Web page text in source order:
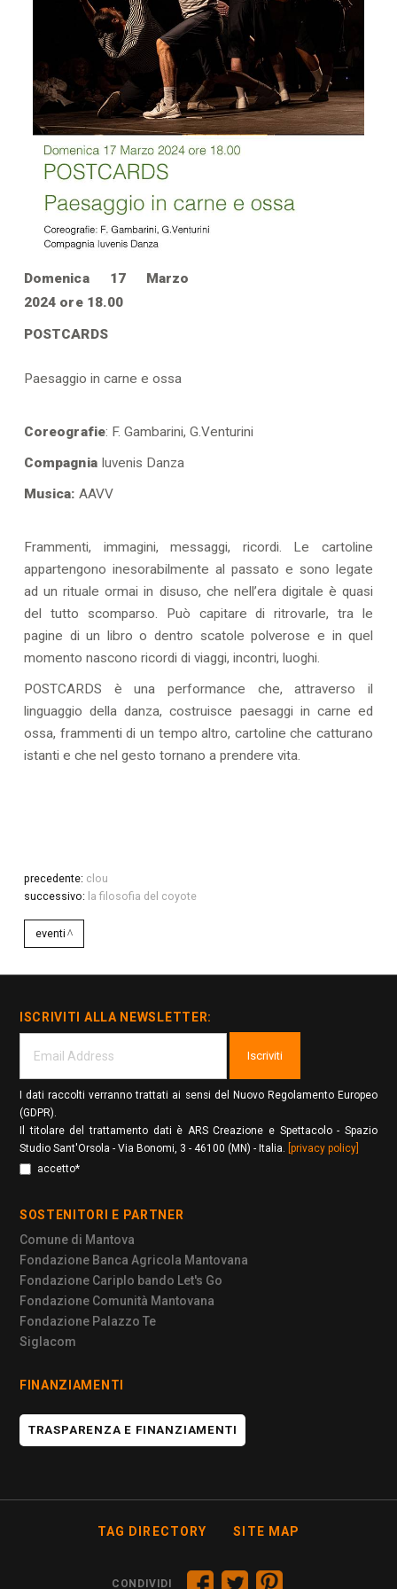
Domenica 17 Marzo
2024 ore 18.00
POSTCARDS
Paesaggio in carne e ossa
Coreografie: F. Gambarini, G.Venturini
CompagniaIuvenis Danza
Musica: AAVV
Frammenti, immagini, messaggi, ricordi. Le cartoline
appartengono inesorabilmente al passato e sono legate
ad un rituale ormai in disuso, che nell’era digitale è quasi
del tutto scomparso. Può capitare di ritrovarle, tra le
pagine di un libro o dentro scatole polverose e in quel
momento nascono ricordi di viaggi, incontri, luoghi.
POSTCARDS è una performance che, attraverso il
linguaggio della danza, costruisce paesaggi in carne ed
ossa, frammenti di un tempo altro, cartoline che catturano
istanti e che nel gesto tornano a prendere vita.
precedente: clou
successivo: la filosofia del coyote
eventi
ISCRIVITI ALLA NEWSLETTER:
Iscriviti
I dati raccolti verranno trattati ai sensi del Nuovo Regolamento Europeo
(GDPR).
Il titolare del trattamento dati è ARS Creazione e Spettacolo - Spazio
Studio Sant'Orsola - Via Bonomi, 3 - 46100 (MN) - Italia. [privacy policy]
accetto*
SOSTENITORI E PARTNER
Comune di Mantova
Fondazione Banca Agricola Mantovana
Fondazione Cariplo bando Let's Go
Fondazione Comunità Mantovana
Fondazione Palazzo Te
Siglacom
FINANZIAMENTI
TRASPARENZA E FINANZIAMENTI
TAG DIRECTORY SITE MAP
CONDIVIDI